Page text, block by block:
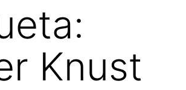
Knust